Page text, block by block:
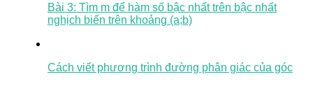
Bài 3: Tìm m để hàm số bậc nhất trên bậc nhất
nghịch biến trên khoảng (a;b)
Cách viết phương trình đường phân giác của góc